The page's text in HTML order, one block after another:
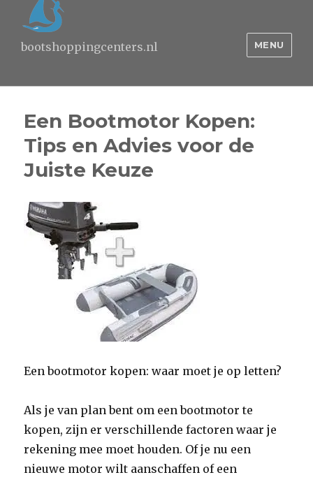
bootshoppingcenters.nl MENU
Een Bootmotor Kopen:
Tips en Advies voor de
Juiste Keuze
Een bootmotor kopen: waar moet je op letten?
Als je van plan bent om een bootmotor te
kopen, zijn er verschillende factoren waar je
rekening mee moet houden. Of je nu een
nieuwe motor wilt aanschaffen of een